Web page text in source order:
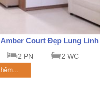
Court Đẹp Lung Linh
2 PN 2 WC